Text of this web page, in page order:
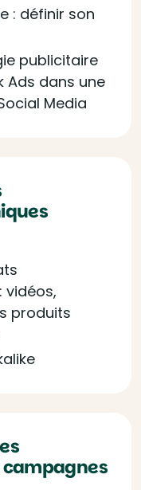
: définir son
publicitaire
Ads dans une
Media
vidéos,
produits